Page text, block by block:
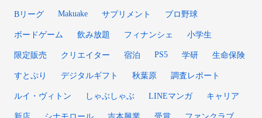
Bリーグ Makuake サプリメント プロ野球
ボードゲーム 飲み放題 フィナンシェ 小学生
限定販売 クリエイター 宿泊 PS5 学研 生命保険
すとぷり デジタルギフト 秋葉原 調査レポート
ルイ・ヴィトン しゃぶしゃぶ LINEマンガ キャリア